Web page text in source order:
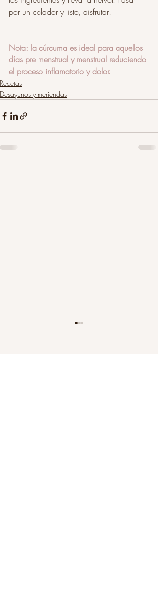
por un colador y listo, disfrutar!
Nota: la cúrcuma es ideal para aquellos
días pre menstrual y menstrual reduciendo
el proceso inflamatorio y dolor.
Recetas
Desayunos y meriendas